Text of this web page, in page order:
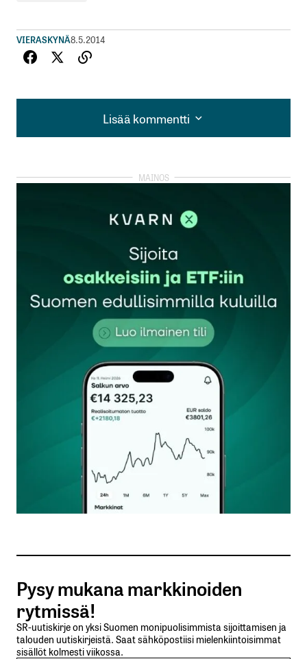
VIERASKYNÄ8.5.2014
Lisää kommentti
Lisää kommentti
kirjautua
rekisteröityä
Sähköpostiosoitettasi ei julkaista.Pakolliset
kentät on merkitty*
Kommentti*
Nimesi tai nimimerkkisi
Sähköpostiosoitteesi
Tilaa SalkunRakentajan uutiskirje
Lähetä kommentti
Pysy mukana markkinoiden
rytmissä!
SR-uutiskirje on yksi Suomen monipuolisimmista sijoittamisen ja
talouden uutiskirjeistä. Saat sähköpostiisi mielenkiintoisimmat
sisällöt kolmesti viikossa.